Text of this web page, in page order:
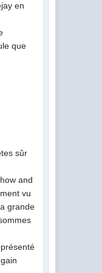
en
que
sûr
and
vu
grande